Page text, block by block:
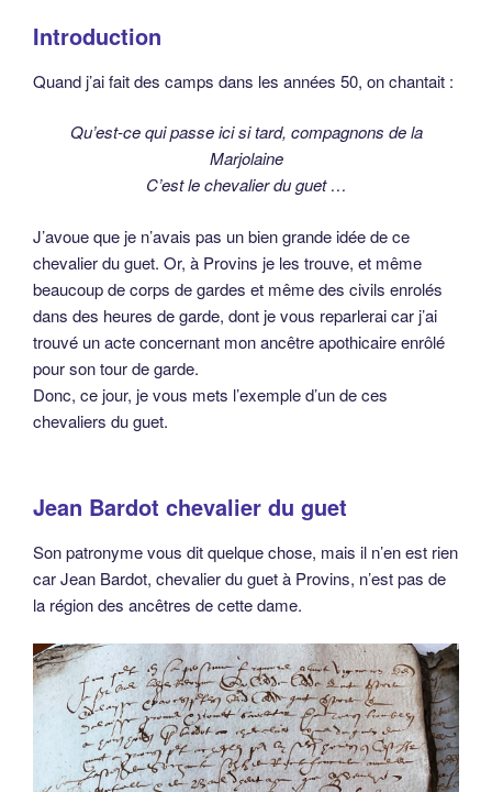
Introduction
Quand j’ai fait des camps dans les années 50, on chantait :
Qu’est-ce qui passe ici si tard, compagnons de la
Marjolaine
C’est le chevalier du guet …
J’avoue que je n’avais pas un bien grande idée de ce
chevalier du guet. Or, à Provins je les trouve, et même
beaucoup de corps de gardes et même des civils enrolés
dans des heures de garde, dont je vous reparlerai car j’ai
trouvé un acte concernant mon ancêtre apothicaire enrôlé
pour son tour de garde.
Donc, ce jour, je vous mets l’exemple d’un de ces
chevaliers du guet.
Jean Bardot chevalier du guet
Son patronyme vous dit quelque chose, mais il n’en est rien
car Jean Bardot, chevalier du guet à Provins, n’est pas de
la région des ancêtres de cette dame.